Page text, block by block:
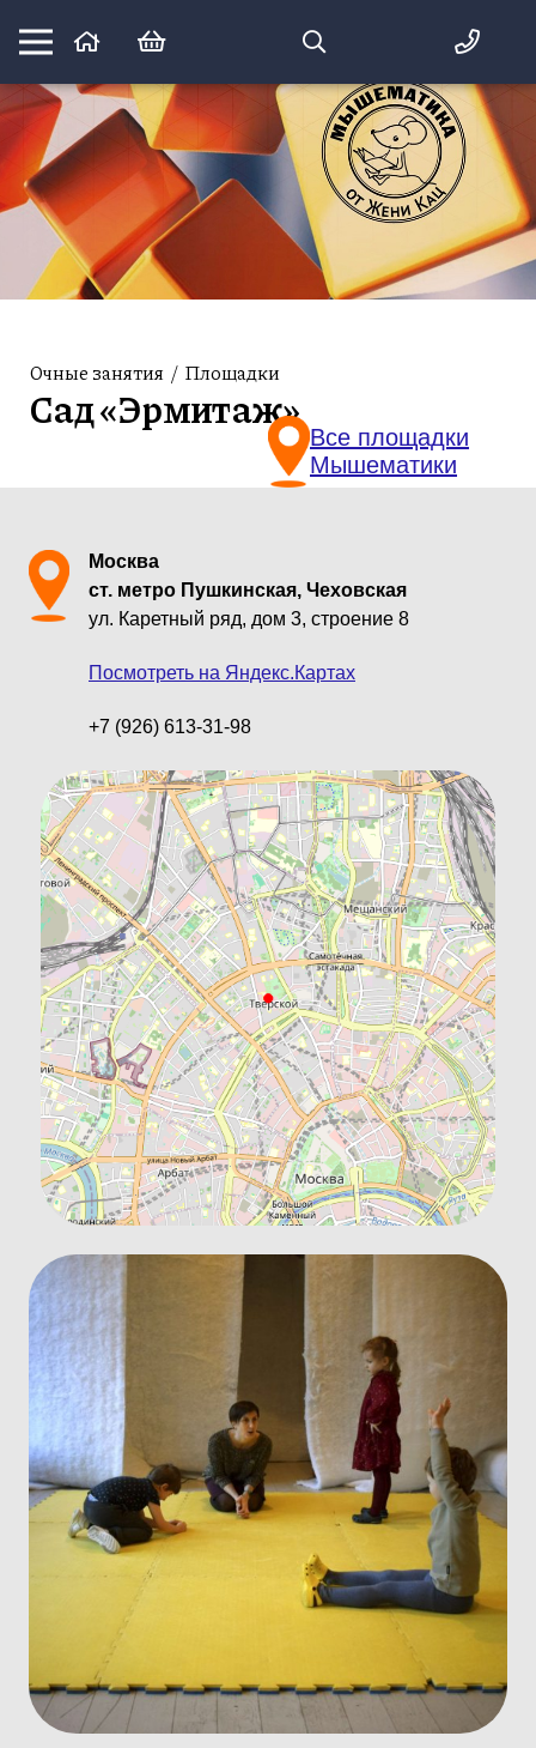
Математика вприпрыжку:
идеи и игры для детей и их родителей
Очные занятия / Площадки
Сад «Эрмитаж»
Все площадки
Мышематики
Москва
ст. метро Пушкинская, Чеховская
ул. Каретный ряд, дом 3, строение 8
Посмотреть на Яндекс.Картах
+7 (926) 613-31-98